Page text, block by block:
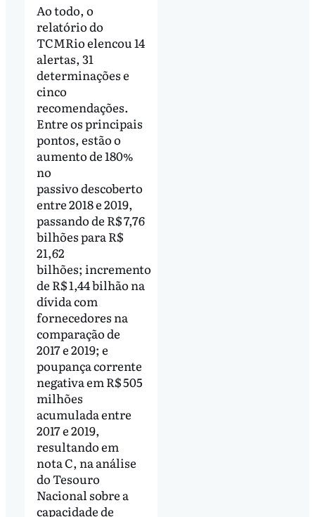
Ao todo, o
relatório do
TCMRio elencou 14
alertas, 31
determinações e
cinco
recomendações.
Entre os principais
pontos, estão o
aumento de 180%
no
passivo descoberto
entre 2018 e 2019,
passando de R$ 7,76
bilhões para R$
21,62
bilhões; incremento
de R$ 1,44 bilhão na
dívida com
fornecedores na
comparação de
2017 e 2019; e
poupança corrente
negativa em R$ 505
milhões
acumulada entre
2017 e 2019,
resultando em
nota C, na análise
do Tesouro
Nacional sobre a
capacidade de